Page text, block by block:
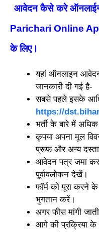
आवेदन कैसे करे
Parichari Online
के लिए।
यहां ऑनलाइन
जानकारी दी गई है-
सबसे पहले इसके
https://
भर्ती के बारे में
कृपया अपना मूल
प्रूफ और अन्य
आवेदन पत्र जमा
पूर्वावलोकन देखें।
फॉर्म को पूरा
भुगतान करें।
अगर फीस मांगी
आगे की प्रक्रिया के